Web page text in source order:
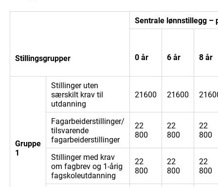
Stillingsgrupper
Sentrale lønnstillegg –
0 år 6 år 8 år
Gruppe
1
Stillinger uten
særskilt krav til
utdanning
21600 21600
Fagarbeiderstillinger/
tilsvarende
fagarbeiderstillinger
22
800
22
800
22
800
Stillinger med krav
om fagbrev og 1-årig
fagskoleutdanning
22
800
22
800
22
800